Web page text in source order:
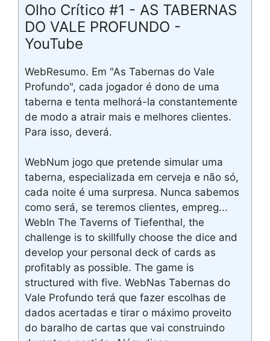
Olho Crítico #1 - AS TABERNAS
DO VALE PROFUNDO -
YouTube
WebResumo. Em "As Tabernas do Vale
Profundo", cada jogador é dono de uma
taberna e tenta melhorá-la constantemente
de modo a atrair mais e melhores clientes.
Para isso, deverá.
WebNum jogo que pretende simular uma
taberna, especializada em cerveja e não só,
cada noite é uma surpresa. Nunca sabemos
como será, se teremos clientes, empreg...
WebIn The Taverns of Tiefenthal, the
challenge is to skillfully choose the dice and
develop your personal deck of cards as
profitably as possible. The game is
structured with five. WebNas Tabernas do
Vale Profundo terá que fazer escolhas de
dados acertadas e tirar o máximo proveito
do baralho de cartas que vai construindo